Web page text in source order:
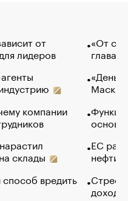
от
лидеров
компании
склады
вредить
«От
глава
Маск в
основ
ЕС
нефти